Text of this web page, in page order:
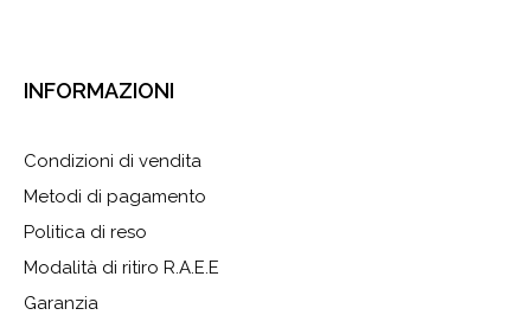
INFORMAZIONI
Condizioni di vendita
Metodi di pagamento
Politica di reso
Modalità di ritiro R.A.E.E
Garanzia